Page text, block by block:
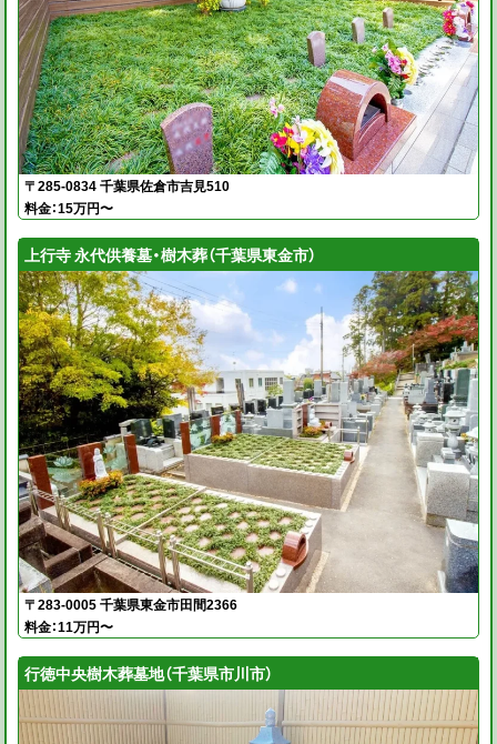
〒285-0834 千葉県佐倉市吉見510
料金：15万円〜
上行寺 永代供養墓・樹木葬（千葉県東金市）
〒283-0005 千葉県東金市田間2366
料金：11万円〜
行徳中央樹木葬墓地（千葉県市川市）